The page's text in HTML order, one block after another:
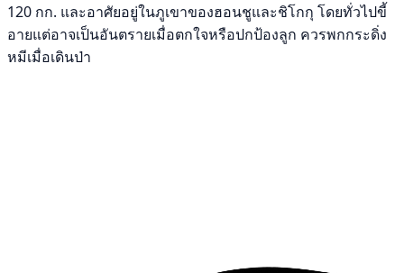
120 กก. และอาศัยอยู่ในภูเขาของฮอนชูและชิโกกุ โดยทั่วไปขี้
อายแต่อาจเป็นอันตรายเมื่อตกใจหรือปกป้องลูก ควรพกกระดิ่ง
หมีเมื่อเดินป่า